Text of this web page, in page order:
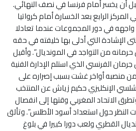
أن يخسر أمام فرنسا في نصف النهائي.
الرابع بعد الخسارة أمام كرواتيا
واجهه في دور المجموعات عندما تعادلا
الإشادة التي أدلى بها خليفته في حقه
من التواجد في المونديال”. وأقيل
الفرنسي الذي استلم الإدارة الفنية
الأطلس عام 2019، من منصبه أواخر غشت بسبب إصراره على
الإنكليزي حكيم زياش عن المنتخب
الاتحاد المغربي وقتها إلى انفصال
حول استعداد أسود الأطلس”. وتألق
القطري ولعب دورا كبيرا في بلوغ